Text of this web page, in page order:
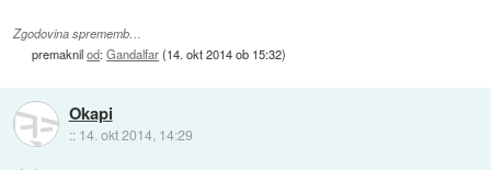
Zgodovina sprememb…
premaknilod:Gandalfar(14. okt 2014 ob 15:32)
Okapi
:: 14. okt 2014, 14:29